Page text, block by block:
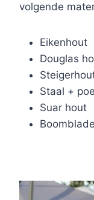
volgende
Eikenhout
Douglas
Staal +
Suar hout